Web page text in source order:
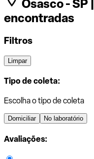
Osasco - SP |
encontradas
Filtros
Limpar
Tipo de coleta:
Escolha o tipo de coleta
Domiciliar No laboratório
Avaliações: